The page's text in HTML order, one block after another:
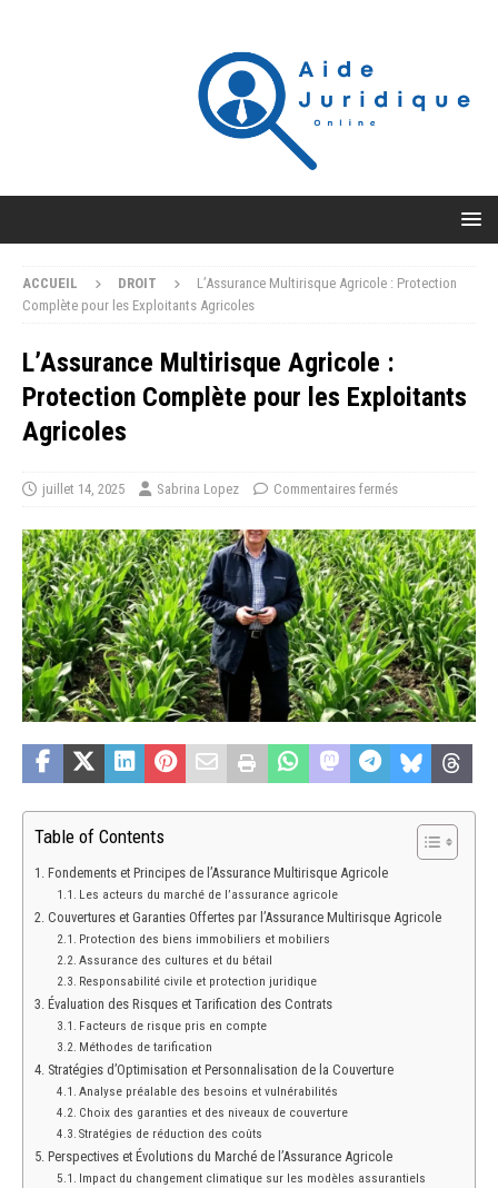
ACCUEIL DROIT
L’Assurance Multirisque Agricole : Protection
Complète pour les Exploitants Agricoles
L’Assurance Multirisque Agricole :
Protection Complète pour les Exploitants
Agricoles
juillet 14, 2025 Sabrina Lopez Commentaires fermés
Table of Contents
Fondements et Principes de l’Assurance Multirisque Agricole
Les acteurs du marché de l’assurance agricole
Couvertures et Garanties Offertes par l’Assurance Multirisque Agricole
Protection des biens immobiliers et mobiliers
Assurance des cultures et du bétail
Responsabilité civile et protection juridique
Évaluation des Risques et Tarification des Contrats
Facteurs de risque pris en compte
Méthodes de tarification
Stratégies d’Optimisation et Personnalisation de la Couverture
Analyse préalable des besoins et vulnérabilités
Choix des garanties et des niveaux de couverture
Stratégies de réduction des coûts
Perspectives et Évolutions du Marché de l’Assurance Agricole
Impact du changement climatique sur les modèles assurantiels